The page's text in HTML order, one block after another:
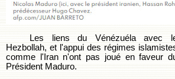
Les liens du Vénézuéla avec
Hezbollah, et l'appui des régimes
comme l'Iran n'ont pas joué en faveur
Président Maduro.